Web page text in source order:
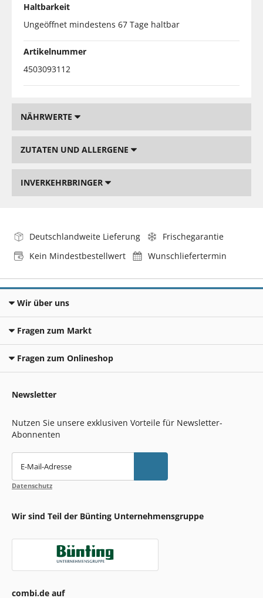
Haltbarkeit
Ungeöffnet mindestens 67 Tage haltbar
Artikelnummer
4503093112
NÄHRWERTE
ZUTATEN UND ALLERGENE
INVERKEHRBRINGER
Deutschlandweite Lieferung
Frischegarantie
Kein Mindestbestellwert
Wunschliefertermin
Wir über uns
Fragen zum Markt
Fragen zum Onlineshop
Newsletter
Nutzen Sie unsere exklusiven Vorteile für Newsletter-
Abonnenten
E-Mail-Adresse
Datenschutz
Wir sind Teil der Bünting Unternehmensgruppe
combi.de auf